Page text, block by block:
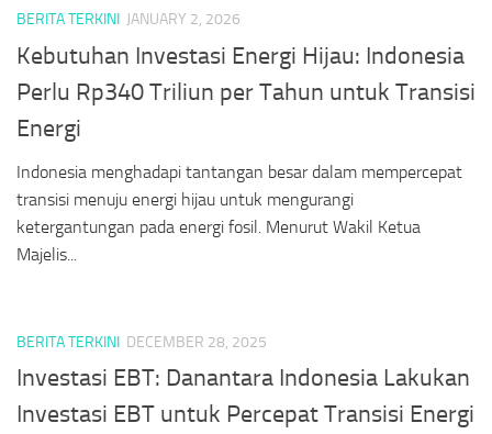
BERITA TERKINI JANUARY 2, 2026
Kebutuhan Investasi Energi Hijau: Indonesia
Perlu Rp340 Triliun per Tahun untuk Transisi
Energi
Indonesia menghadapi tantangan besar dalam mempercepat
transisi menuju energi hijau untuk mengurangi
ketergantungan pada energi fosil. Menurut Wakil Ketua
Majelis...
BERITA TERKINI DECEMBER 28, 2025
Investasi EBT: Danantara Indonesia Lakukan
Investasi EBT untuk Percepat Transisi Energi